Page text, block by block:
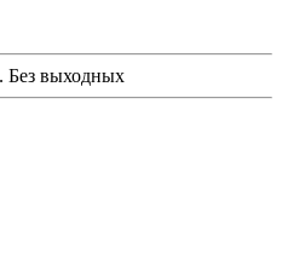
Без выходных